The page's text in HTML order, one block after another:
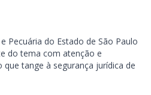
Pecuária do Estado de São Paulo
do tema com atenção e
tange à segurança jurídica de